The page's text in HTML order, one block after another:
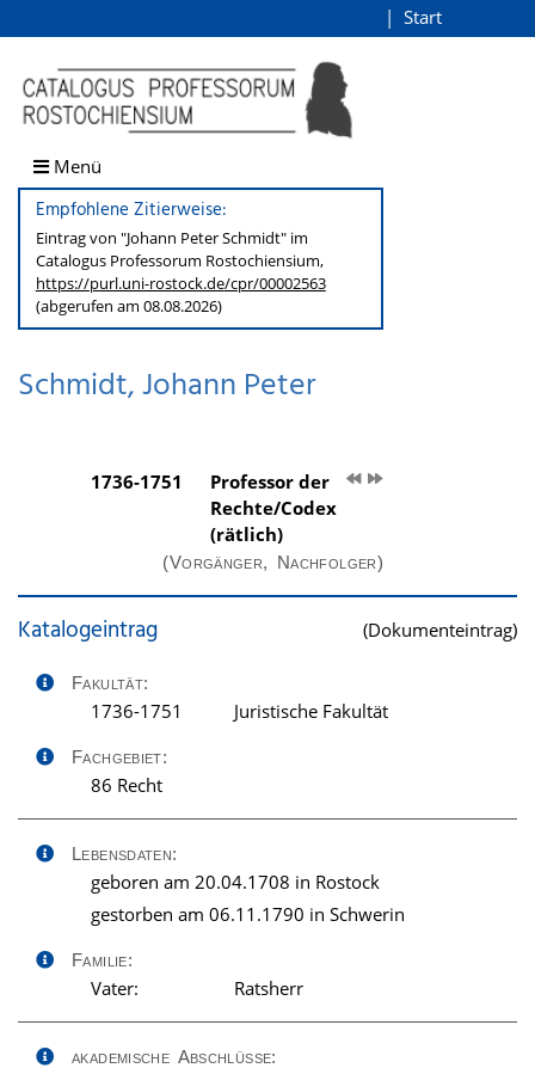
Schmidt, Johann Peter
direkt zum Inhalt
Start
Menü
Empfohlene Zitierweise:
Eintrag von "Johann Peter Schmidt" im
Catalogus Professorum Rostochiensium,
https://purl.uni-rostock.de/cpr/00002563
(abgerufen am 08.08.2026)
Schmidt, Johann Peter
1736-1751
Professor der
Rechte/Codex
(rätlich)
(Vorgänger, Nachfolger)
(Dokumenteintrag)
Katalogeintrag
Fakultät:
1736-1751 Juristische Fakultät
Fachgebiet:
86 Recht
Lebensdaten:
geboren am 20.04.1708 in Rostock
gestorben am 06.11.1790 in Schwerin
Familie:
Vater: Ratsherr
akademische Abschlüsse: